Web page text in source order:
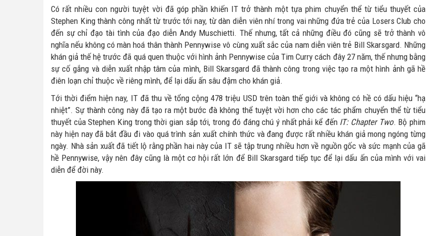
Có rất nhiều con người tuyệt vời đã góp phần khiến IT trở thành một tựa phim chuyển thể từ tiểu thuyết của
Stephen King thành công nhất từ trước tới nay, từ dàn diễn viên nhí trong vai những đứa trẻ của Losers Club cho
đến sự chỉ đạo tài tình của đạo diễn Andy Muschietti. Thế nhưng, tất cả những điều đó cũng sẽ trở thành vô
nghĩa nếu không có màn hoá thân thành Pennywise vô cùng xuất sắc của nam diễn viên trẻ Bill Skarsgard. Những
khán giả thế hệ trước đã quá quen thuộc với hình ảnh Pennywise của Tim Curry cách đây 27 năm, thế nhưng bằng
sự cố gắng và diễn xuất nhập tâm của mình, Bill Skarsgard đã thành công trong việc tạo ra một hình ảnh gã hề
điên loạn chỉ thuộc về riêng mình, để lại dấu ấn sâu đậm cho khán giả.
Tới thời điểm hiện nay, IT đã thu về tổng cộng 478 triệu USD trên toàn thế giới và không có hề có dấu hiệu “hạ
nhiệt”. Sự thành công này đã tạo ra một bước đà không thể tuyệt vời hơn cho các tác phẩm chuyển thể từ tiểu
thuyết của Stephen King trong thời gian sắp tới, trong đó đáng chú ý nhất phải kể đến IT: Chapter Two. Bộ phim
này hiện nay đã bắt đầu đi vào quá trình sản xuất chính thức và đang được rất nhiều khán giả mong ngóng từng
ngày. Nhà sản xuất đã tiết lộ rằng phần hai này của IT sẽ tập trung nhiều hơn về nguồn gốc và sức mạnh của gã
hề Pennywise, vậy nên đây cũng là một cơ hội rất lớn để Bill Skarsgard tiếp tục để lại dấu ấn của mình với vai
diễn để đời này.